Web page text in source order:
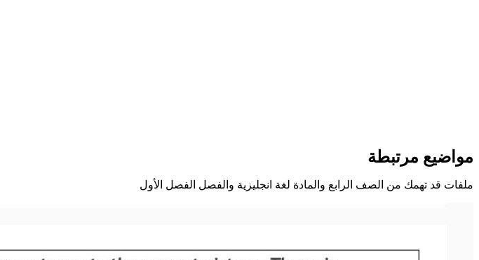
مواضيع مرتبطة
ملفات قد تهمك من الصف الرابع والمادة لغة انجليزية والفصل الفصل الأول